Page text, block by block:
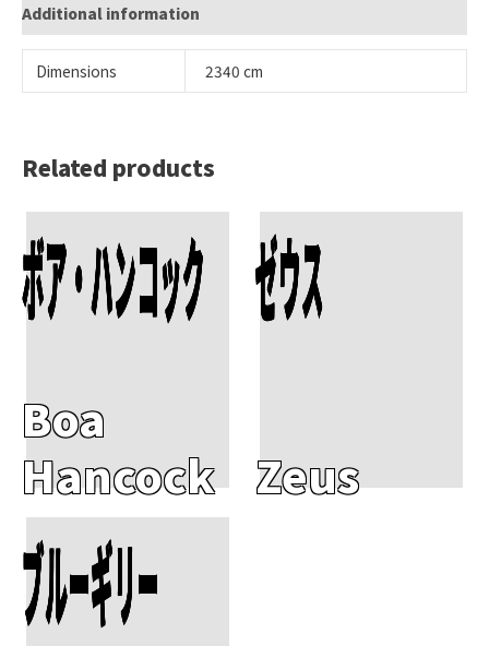
Additional information
Dimensions 2340 cm
Related products
ボア・ハンコック
Boa
Hancock
Add To Cart ゼウス
Zeus
Add To Cart
ブルーギリー
Add To Cart